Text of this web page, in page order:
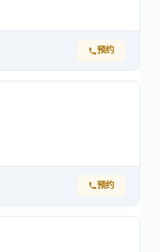
预约
预约